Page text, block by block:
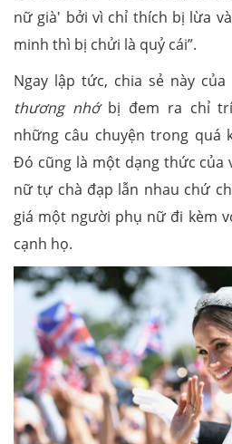
nữ già' bởi vì chỉ thích bị lừa
minh thì bị chửi là quỷ cái”.
Ngay lập tức, chia sẻ này
thương nhớbị đem ra chỉ
những câu chuyện trong quá
Đó cũng là một dạng thức của
nữ tự chà đạp lẫn nhau chứ
giá một người phụ nữ đi kèm
cạnh họ.